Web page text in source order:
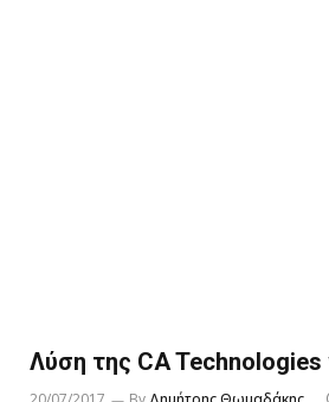
Λύση της CA Technologies